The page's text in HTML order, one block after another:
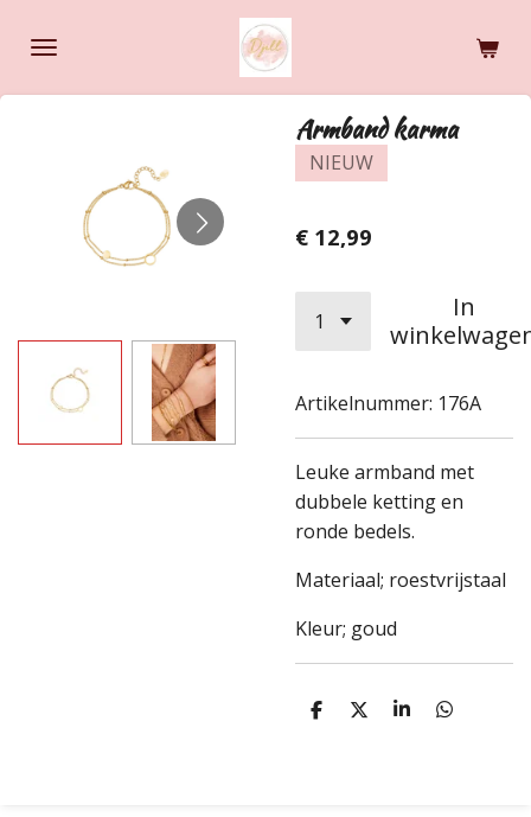
direct
Armband karma
NIEUW
€ 12,99
In
Artikelnummer: 176A
Leuke armband met
dubbele ketting en
ronde bedels.
Materiaal; roestvrijstaal
Kleur; goud
D
D
S
D